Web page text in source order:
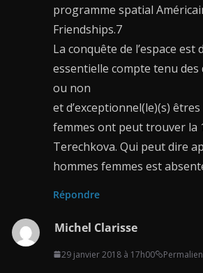
programme spatial
Friendships.7
La conquête de l’espace est
essentielle compte tenu
ou non
et d’exceptionnel(le)(s)
femmes ont peut trouver la
Terechkova. Qui peut dire
hommes femmes est
Répondre
Michel Clarisse
29 janvier 2018 à 17h00 Permalien